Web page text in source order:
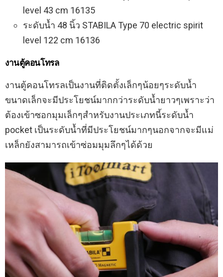
level 43 cm 16135
ระดับน้ำ 48 นิ้ว STABILA Type 70 electric spirit
level 122 cm 16136
งานตู้คอนโทรล
งานตู้คอนโทรลเป็นงานที่ติดตั้งเล็กๆน้อยๆระดับน้ำ
ขนาดเล็กจะมีประโยชน์มากกว่าระดับน้ำยาวๆเพราะว่า
ต้องเข้าซอกมุมเล็กๆสำหรับงานประเภทนี้ระดับน้ำ
pocket เป็นระดับน้ำที่มีประโยชน์มากๆนอกจากจะมีแม่
เหล็กยังสามารถเข้าซ่อมมุมลึกๆได้ด้วย